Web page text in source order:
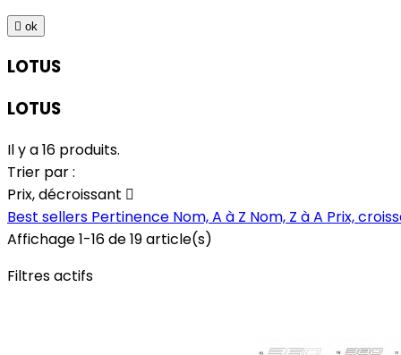
 ok
LOTUS
LOTUS
Il y a 16 produits.
Trier par :
Prix, décroissant 
Best sellers Pertinence Nom, A à Z Nom, Z à A Prix,
Affichage 1-16 de 19 article(s)
Filtres actifs